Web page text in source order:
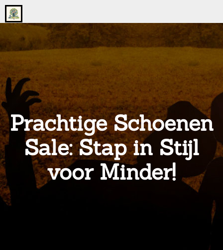
Go
to
home
page
onsgrotegezin.nl
Prachtige Schoenen
Sale: Stap in Stijl
voor Minder!